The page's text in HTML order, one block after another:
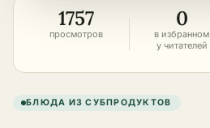
1757
просмотров
0
в избранном
у читателей
БЛЮДА ИЗ СУБПРОДУКТОВ